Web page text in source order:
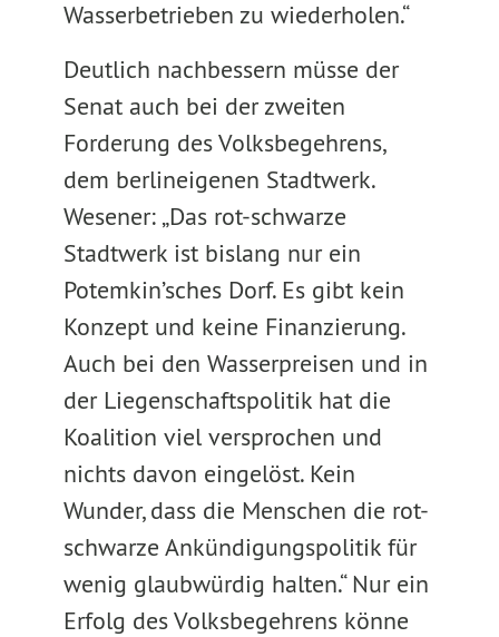
Wasserbetrieben zu wiederholen.“
Deutlich nachbessern müsse der
Senat auch bei der zweiten
Forderung des Volksbegehrens,
dem berlineigenen Stadtwerk.
Wesener: „Das rot-schwarze
Stadtwerk ist bislang nur ein
Potemkin’sches Dorf. Es gibt kein
Konzept und keine Finanzierung.
Auch bei den Wasserpreisen und in
der Liegenschaftspolitik hat die
Koalition viel versprochen und
nichts davon eingelöst. Kein
Wunder, dass die Menschen die rot-
schwarze Ankündigungspolitik für
wenig glaubwürdig halten.“ Nur ein
Erfolg des Volksbegehrens könne